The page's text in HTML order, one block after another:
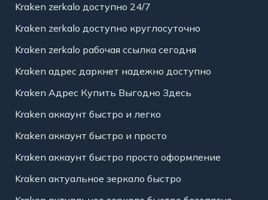
Kraken zerkalo доступно 24/7
Kraken zerkalo доступно круглосуточно
Kraken zerkalo рабочая ссылка сегодня
Kraken адрес даркнет надежно доступно
Kraken Адрес Купить Выгодно Здесь
Kraken аккаунт быстро и легко
Kraken аккаунт быстро и просто
Kraken аккаунт быстро просто оформление
Kraken актуальное зеркало быстро